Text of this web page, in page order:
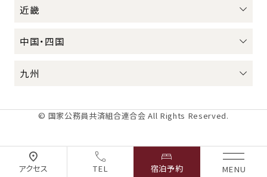
近畿
中国・四国
九州
© 国家公務員共済組合連合会 All Rights Reserved.
アクセス TEL 宿泊予約 MENU